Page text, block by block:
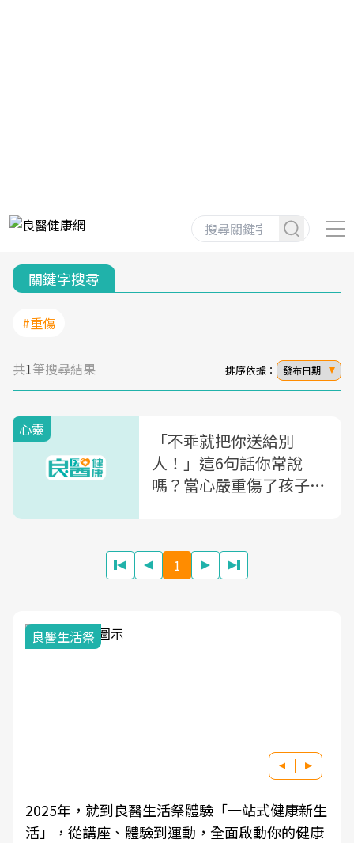
關鍵字搜尋
#重傷
共1筆搜尋結果 排序依據： 發布日期
心靈
「不乖就把你送給別
人！」這6句話你常說
嗎？當心嚴重傷了孩子的
1
良醫生活祭
2025年，就到良醫生活祭體驗「一站式健康新生
活」，從講座、體驗到運動，全面啟動你的健康